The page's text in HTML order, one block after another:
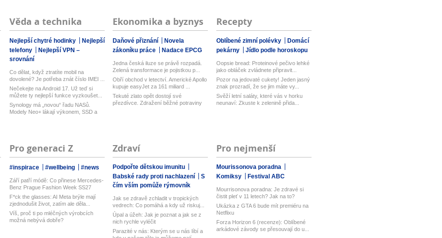
Věda a technika
Nejlepší chytré hodinky
Nejlepší
telefony
Nejlepší VPN –
srovnání
Co dělat, když ztratíte mobil na
dovolené? Je potřeba znát číslo IMEI ...
Nečekejte na Android 17. Už teď si
můžete ty nejlepší funkce vyzkoušet...
Synology má „novou“ řadu NASů.
Modely Neo+ lákají výkonem, SSD a
Ekonomika a byznys
Daňové přiznání
Novela
zákoníku práce
Nadace EPCG
Jedna česká iluze se právě rozpadá.
Zelená transformace je pojistkou p...
Obří obchod v letectví. Americké Apollo
kupuje easyJet za 161 miliard ...
Tekuté zlato opět dostojí své
přezdívce. Zdražení běžné potraviny
Recepty
Oblíbené zimní polévky
Domácí
pekárny
Jídlo podle horoskopu
Oopsie bread: Proteinové pečivo lehké
jako obláček zvládnete připravit...
Pozor na jedovaté cukety! Jeden jasný
znak prozradí, že se jim máte vy...
Svěží letní saláty, které vás v horku
neunaví: Zkuste k zelenině přida...
Pro generaci Z
#inspirace #wellbeing #news
Září patří módě: Co přinese Mercedes-
Benz Prague Fashion Week SS27
F*ck the glasses: AI Meta brýle mají
zjednodušit život, zatím ale děla...
Víš, proč ti po mléčných výrobcích
možná nebývá dobře?
Zdraví
Podpořte dětskou imunitu
Babské rady proti nachlazení
S
čím vším pomůže rýmovník
Jak se zdravě zchladit v tropických
vedrech: Co pomáhá a kdy už riskuj...
Úpal a úžeh: Jak je poznat a jak se z
nich rychle vyléčit
Parazité v nás: Kterým se u nás líbí a
Pro nejmenší
Mourissonova poradna
Komiksy
Festival ABC
Mourrisonova poradna: Je zdravé si
čistit pleť v 11 letech? Jak na to?
Ukázka z GTA 6 bude mít premiéru na
Netflixu
Forza Horizon 6 (recenze): Oblíbené
arkádové závody se přesouvají do u...